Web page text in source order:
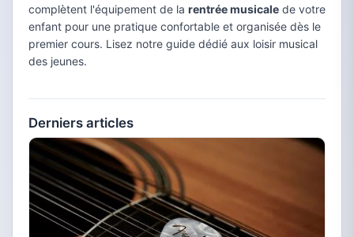
complètent l'équipement de la rentrée musicale de votre
enfant pour une pratique confortable et organisée dès le
premier cours. Lisez notre guide dédié aux loisir musical
des jeunes.
Derniers articles